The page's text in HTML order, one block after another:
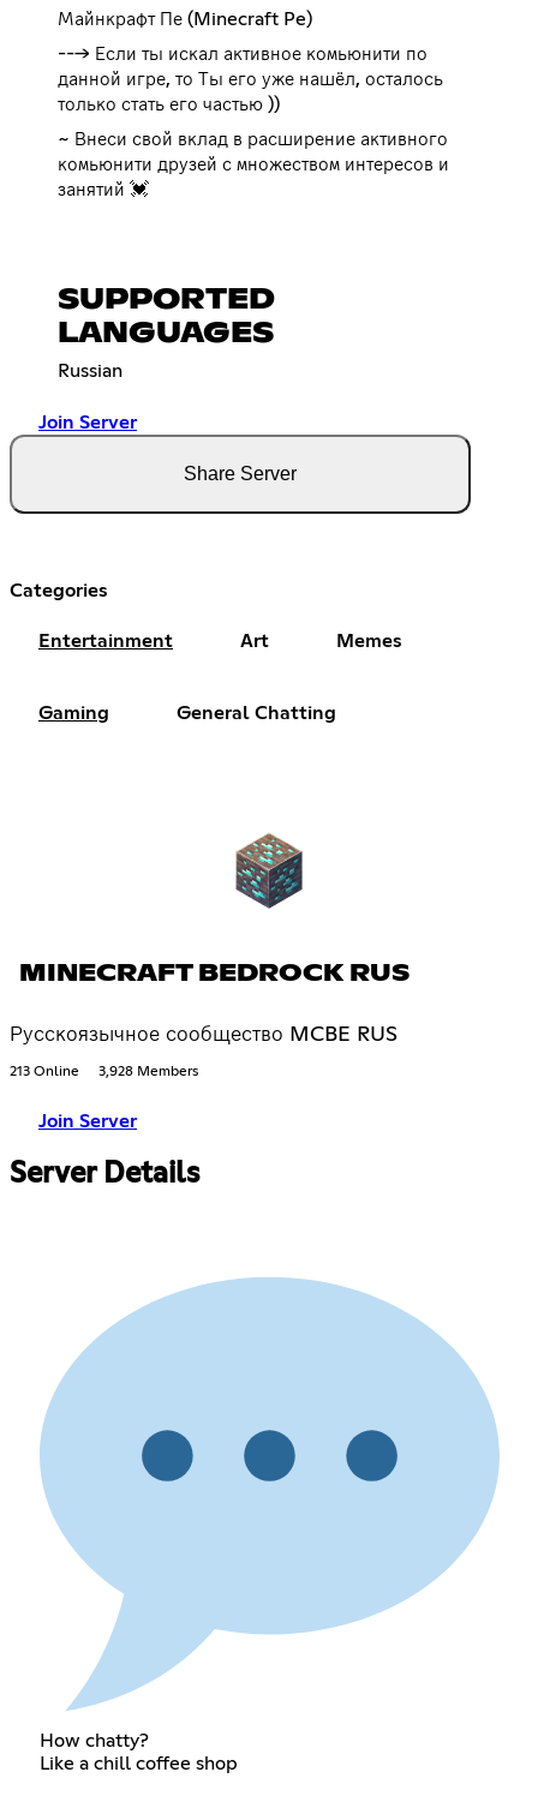
Майнкрафт Пе (Minecraft Pe)ᅠ
---> Если ты искал активное комьюнити по
данной игре, то Ты его уже нашёл, осталось
только стать его частью ))
~ Внеси свой вклад в расширение активного
комьюнити друзей с множеством интересов и
занятий 💓
SUPPORTED
LANGUAGES
Russian
Join Server
Share Server
Categories
Entertainment Art Memes
Gaming General Chatting
MINECRAFT BEDROCK RUS
Русскоязычное сообщество MCBE RUS
213 Online 3,928 Members
Join Server
Server Details
How chatty?
Like a chill coffee shop